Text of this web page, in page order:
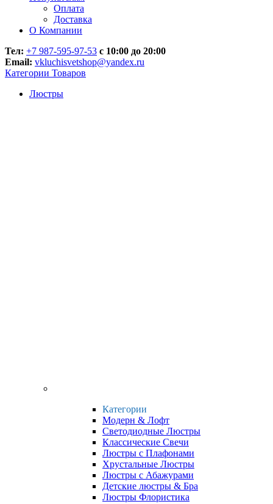
Оплата
Доставка
О Компании
Тел: +7 987-595-97-53 с 10:00 до 20:00
Email: vkluchisvetshop@yandex.ru
Категории Товаров
Люстры
Категории
Модерн & Лофт
Светодиодные Люстры
Классические Свечи
Люстры с Плафонами
Хрустальные Люстры
Люстры с Абажурами
Детские люстры & Бра
Люстры Флористика